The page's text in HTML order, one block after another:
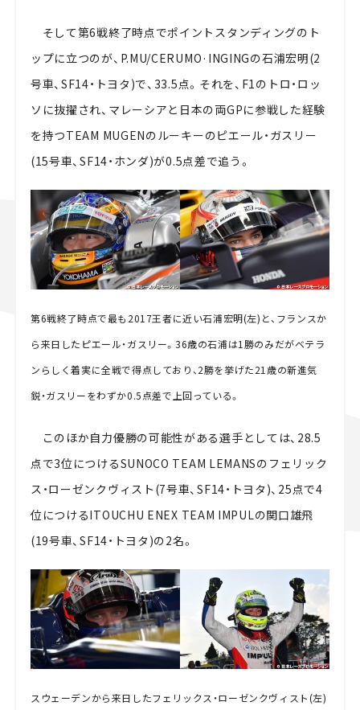
そして第6戦終了時点でポイントスタンディングのト
ップに立つのが、P.MU/CERUMO·INGINGの石浦宏明(2
号車、SF14・トヨタ)で、33.5点。それを、F1のトロ・ロッ
ソに抜擢され、マレーシアと日本の両GPに参戦した経験
を持つTEAM MUGENのルーキーのピエール・ガスリー
(15号車、SF14・ホンダ)が0.5点差で追う。
第6戦終了時点で最も2017王者に近い石浦宏明(左)と、フランスか
ら来日したピエール・ガスリー。36歳の石浦は1勝のみだがベテラ
ンらしく着実に全戦で得点しており、2勝を挙げた21歳の新進気
鋭・ガスリーをわずか0.5点差で上回っている。
このほか自力優勝の可能性がある選手としては、28.5
点で3位につけるSUNOCO TEAM LEMANSのフェリック
ス・ローゼンクヴィスト(7号車、SF14・トヨタ)、25点で4
位につけるITOUCHU ENEX TEAM IMPULの関口雄飛
(19号車、SF14・トヨタ)の2名。
スウェーデンから来日したフェリックス・ローゼンクヴィスト(左)